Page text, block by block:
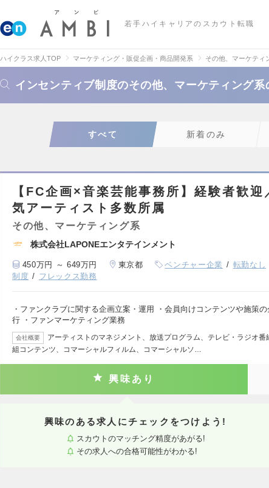
若手ハイキャリアのスカウト転職
ハイクラス求人TOP マーケティング・販促企画・商品開発系 その他、マーケティ
インセンティブ制度のその他、マーケティング系
すべて 新着のみ
【FC企画×音楽芸能事務所】経験者歓迎
気アーティスト多数所属
その他、マーケティング系
株式会社LAPONEエンタテインメント
450万円 ～ 649万円 東京都 ベンチャー企業 転勤なし
制度
フレックス勤務
・ファンクラブに関する企画立案・運用 ・会員向けコンテンツや施策の
行 ・ファンマーケティング業務
会社概要
アーティストのマネジメント、放送プログラム、テレビ・ラジオ番
組コンテンツ、コマーシャルフィルム、コマーシャルソ…
興味あり
興味のある求人にチェックをつけよう!
スカウトのマッチング精度があがる!
その求人への合格可能性がわかる!